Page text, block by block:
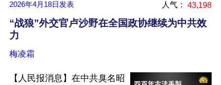
2026年4月18日 发表 人气： 43,198
“战狼”外交官卢沙野在全国政协继续为中共效
力
梅凌霜
【人民报消息】在中共臭名昭